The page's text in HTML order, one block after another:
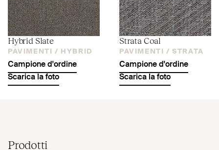
Hybrid Slate
PAVIMENTI / HYBRID
Campione d'ordine
Scarica la foto
Strata Coal
PAVIMENTI / STRATA
Campione d'ordine
Scarica la foto
Prodotti